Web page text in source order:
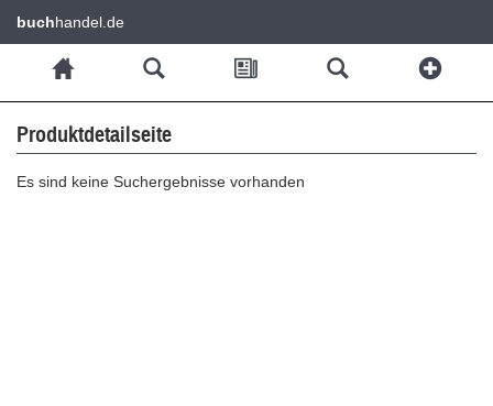
buchhandel.de
Produktdetailseite
Es sind keine Suchergebnisse vorhanden